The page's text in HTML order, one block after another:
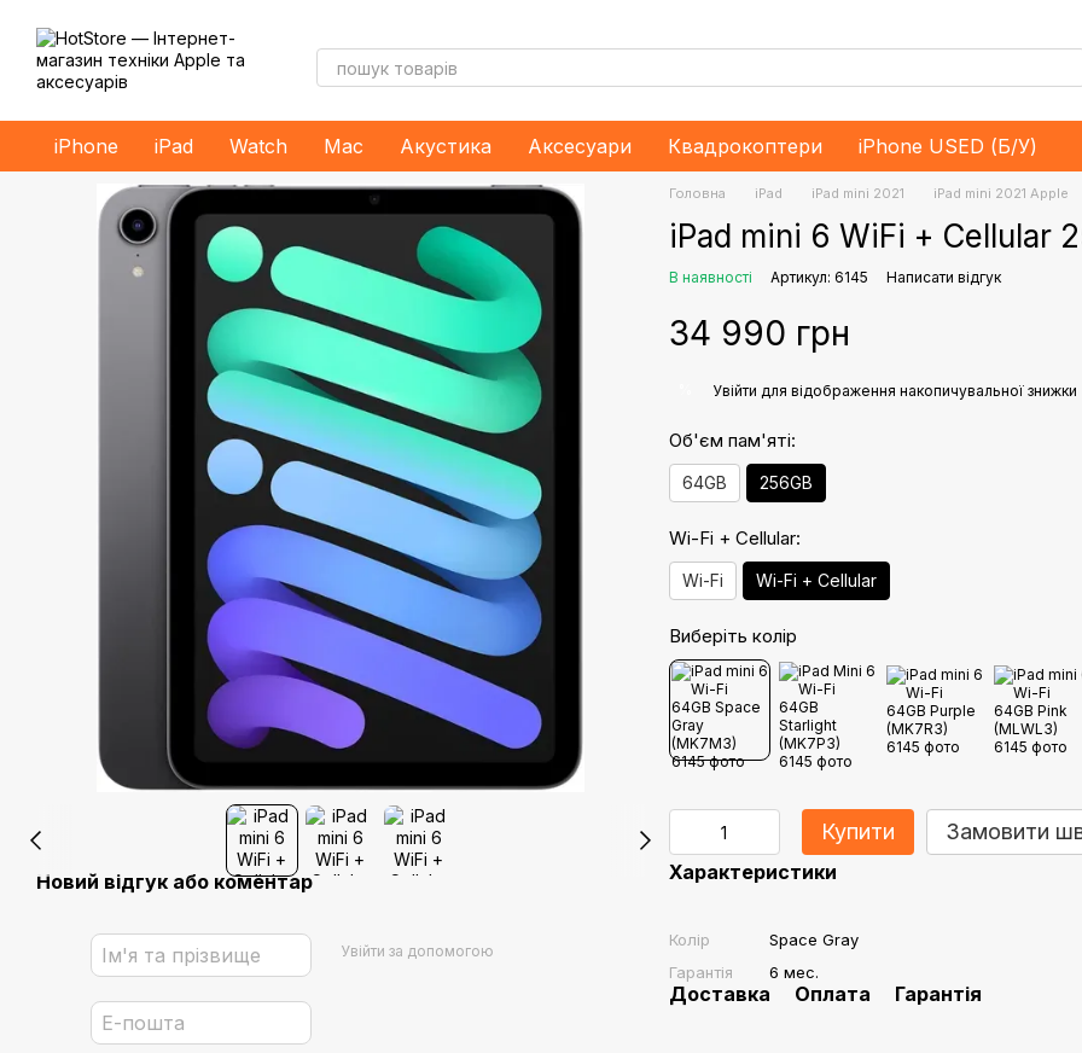
iPhone iPad Watch Mac Акустика Аксесуари Квадрокоптери iPhone USED (Б/У)
Новий відгук або коментар
Увійти за допомогою
Головна iPad iPad mini 2021 iPad mini 2021 Apple
iPad mini 6 WiFi + Cellular
В наявності Артикул: 6145 Написати відгук
34 990 грн
Увійти для відображення накопичувальної знижки
Об'єм пам'яті:
64GB 256GB
Wi-Fi + Cellular:
Wi-Fi Wi-Fi + Cellular
Виберіть колір
Купити Замовити
Характеристики
Колір
Space Gray
Гарантія
6 мес.
Доставка Оплата Гарантія